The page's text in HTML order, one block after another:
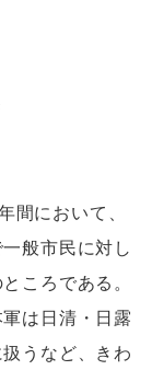
間において、
般市民に対し
ころである。
は日清・日露
うなど、きわ